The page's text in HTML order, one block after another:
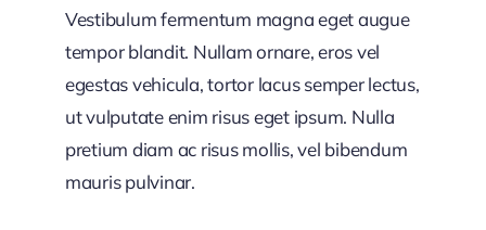
Vestibulum fermentum magna eget augue
tempor blandit. Nullam ornare, eros vel
egestas vehicula, tortor lacus semper lectus,
ut vulputate enim risus eget ipsum. Nulla
pretium diam ac risus mollis, vel bibendum
mauris pulvinar.